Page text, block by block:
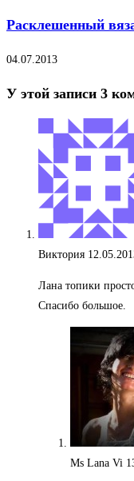
Расклешенный
04.07.2013
У этой записи 3
Виктория
Лана топики
Спасибо большое.
Ms Lana Vi